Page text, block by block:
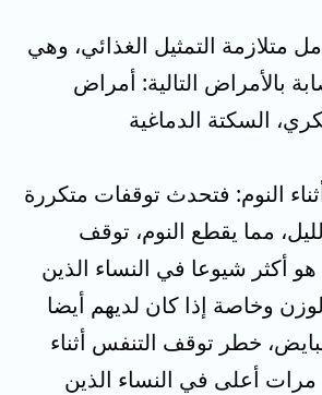
متلازمة التمثيل الغذائي، وهي
بالأمراض التالية: أمراض
السكتة الدماغية
النوم: فتحدث توقفات متكررة
مما يقطع النوم، توقف
هو أكثر شيوعا في النساء الذين
وخاصة إذا كان لديهم أيضا
خطر توقف التنفس أثناء
النوم هو 5 إلى 10 مرات أعلى في النساء الذين